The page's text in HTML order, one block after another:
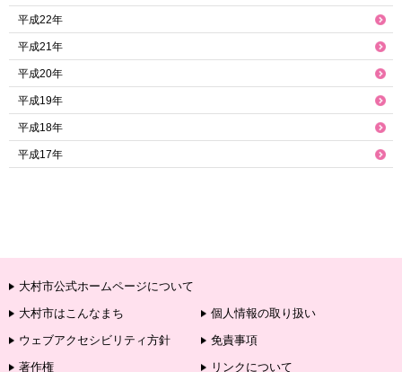
平成22年
平成21年
平成20年
平成19年
平成18年
平成17年
大村市公式ホームページについて
大村市はこんなまち
個人情報の取り扱い
ウェブアクセシビリティ方針
免責事項
著作権
リンクについて